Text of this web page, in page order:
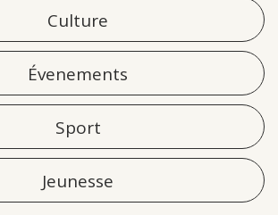
Culture
Évenements
Sport
Jeunesse